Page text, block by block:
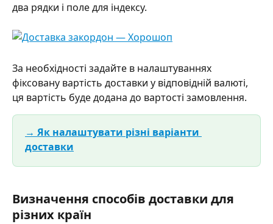
два рядки і поле для індексу.
За необхідності задайте в налаштуваннях
фіксовану вартість доставки у відповідній валюті,
ця вартість буде додана до вартості замовлення.
→ Як налаштувати різні варіанти
доставки
Визначення способів доставки для
різних країн